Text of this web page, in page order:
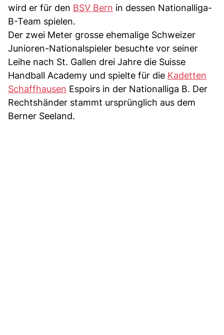
wird er für den BSV Bern in dessen Nationalliga-
B-Team spielen.
Der zwei Meter grosse ehemalige Schweizer
Junioren-Nationalspieler besuchte vor seiner
Leihe nach St. Gallen drei Jahre die Suisse
Handball Academy und spielte für die Kadetten
Schaffhausen Espoirs in der Nationalliga B. Der
Rechtshänder stammt ursprünglich aus dem
Berner Seeland.